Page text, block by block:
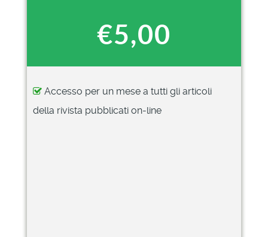
€5,00
Accesso per un mese a tutti gli articoli
della rivista pubblicati on-line